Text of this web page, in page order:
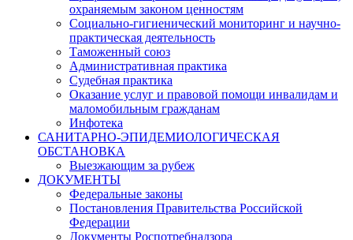
охраняемым законом ценностям
Социально-гигиенический мониторинг и научно-
практическая деятельность
Таможенный союз
Административная практика
Судебная практика
Оказание услуг и правовой помощи инвалидам и
маломобильным гражданам
Инфотека
САНИТАРНО-ЭПИДЕМИОЛОГИЧЕСКАЯ
ОБСТАНОВКА
Выезжающим за рубеж
ДОКУМЕНТЫ
Федеральные законы
Постановления Правительства Российской
Федерации
Документы Роспотребнадзора